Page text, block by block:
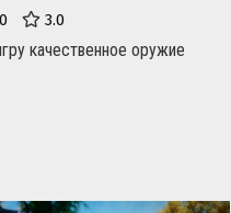
0 3.0
качественное оружие